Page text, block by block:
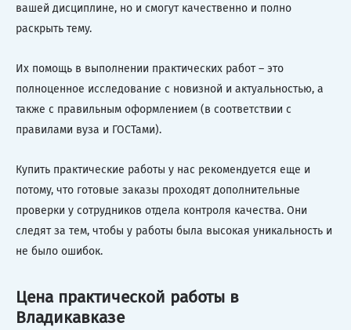
вашей дисциплине, но и смогут качественно и полно
раскрыть тему.
Их помощь в выполнении практических работ – это
полноценное исследование с новизной и актуальностью, а
также с правильным оформлением (в соответствии с
правилами вуза и ГОСТами).
Купить практические работы у нас рекомендуется еще и
потому, что готовые заказы проходят дополнительные
проверки у сотрудников отдела контроля качества. Они
следят за тем, чтобы у работы была высокая уникальность и
не было ошибок.
Цена практической работы в
Владикавказе